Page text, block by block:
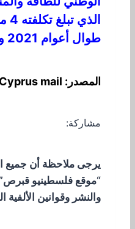
طوال أعوام 2021 و 2022 و 2023.
المصدر: Cyprus mail
مشاركة:
يرجى ملاحظة أن جميع
“موقع فلسطينيو
والنشر وقوانين الألفية